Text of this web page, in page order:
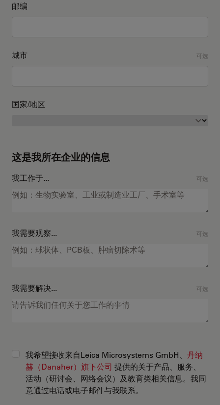
邮编
城市 可选
国家/地区
这是我所在企业的信息
我工作于... 可选
我需要观察... 可选
我需要解决... 可选
我希望接收来自Leica Microsystems GmbH、 丹纳
赫（Danaher）旗下公司 提供的关于产品、服务、
活动（研讨会、网络会议）及教育类相关信息。我同
意通过电话或电子邮件与我联系。